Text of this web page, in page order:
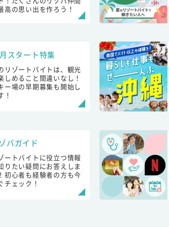
高の思い出を作ろう！
スタート特集
リゾートバイトは、観光
しめること間違いなし！
ー場の早期募集も開始し
！
バガイド
ートバイトに役立つ情報
りたい疑問にお答えしま
初心者も経験者の方も今
チェック！